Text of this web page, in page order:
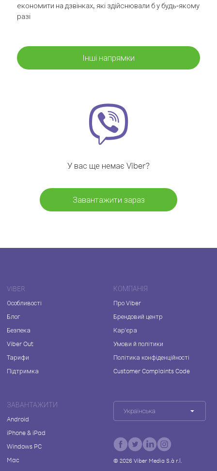
економити на дзвінках, які здійснювали б у будь-якому
разі
Інші напрямки
У вас ще немає Viber?
Завантажити зараз
VIBER
Особливості
Блог
Безпека
Viber Out
Тарифи
Підтримка
КОМПАНІЯ
Про Viber
Брендовий центр
Кар'єра
Умови й політики
Політика конфіденційності
Customer Complaints Code
ЗАВАНТАЖИТИ
Android
iPhone & iPad
Windows PC
Mac
Українська
© 2026Viber Media S.à r.l.